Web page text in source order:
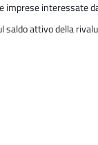
imprese interessate
attivo della